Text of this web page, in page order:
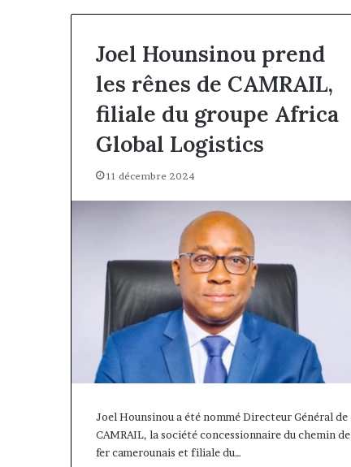
Joel Hounsinou prend
les rênes de CAMRAIL,
filiale du groupe Africa
Global Logistics
11 décembre 2024
Joel Hounsinou a été nommé Directeur Général de
CAMRAIL, la société concessionnaire du chemin de
fer camerounais et filiale du…